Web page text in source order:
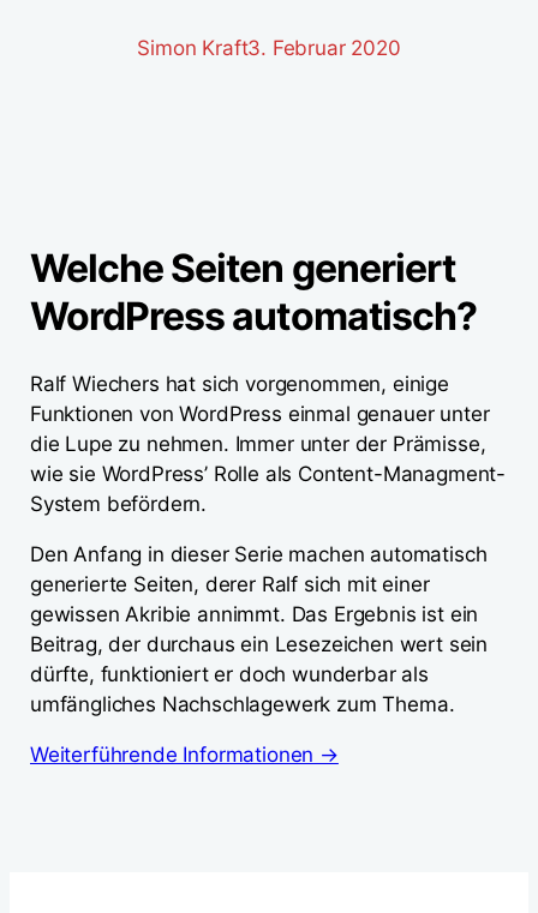
Simon Kraft3. Februar 2020
Welche Seiten generiert
WordPress automatisch?
Ralf Wiechers hat sich vorgenommen, einige
Funktionen von WordPress einmal genauer unter
die Lupe zu nehmen. Immer unter der Prämisse,
wie sie WordPress’ Rolle als Content-Managment-
System befördern.
Den Anfang in dieser Serie machen automatisch
generierte Seiten, derer Ralf sich mit einer
gewissen Akribie annimmt. Das Ergebnis ist ein
Beitrag, der durchaus ein Lesezeichen wert sein
dürfte, funktioniert er doch wunderbar als
umfängliches Nachschlagewerk zum Thema.
Weiterführende Informationen →